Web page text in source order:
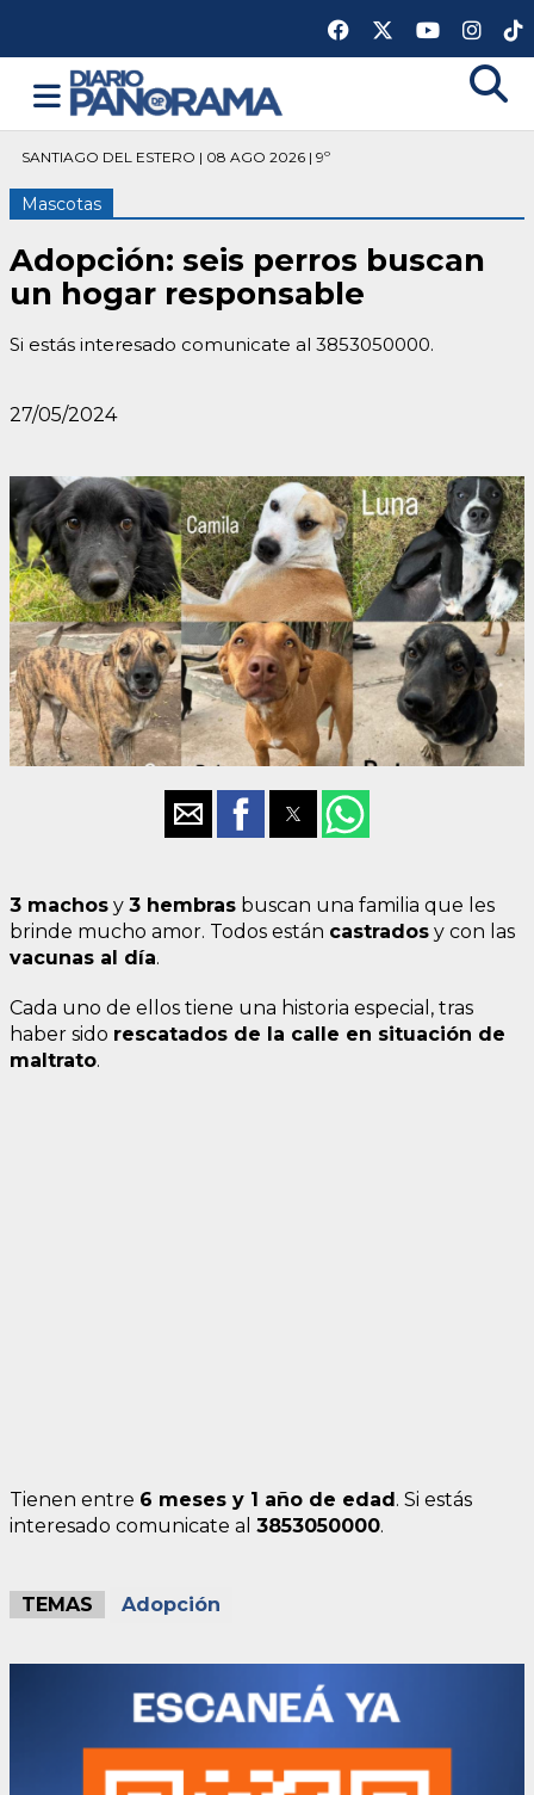
SANTIAGO DEL ESTERO | 08 AGO 2026 | 9º
Mascotas
Adopción: seis perros buscan
un hogar responsable
Si estás interesado comunicate al 3853050000.
27/05/2024
3 machos y 3 hembras buscan una familia que les
brinde mucho amor. Todos están castrados y con las
vacunas al día.
Cada uno de ellos tiene una historia especial, tras
haber sido rescatados de la calle en situación de
maltrato.
Tienen entre 6 meses y 1 año de edad. Si estás
interesado comunicate al 3853050000.
TEMAS Adopción